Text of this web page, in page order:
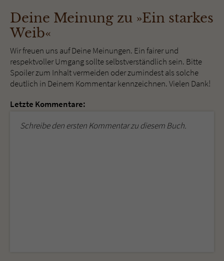
Deine Meinung zu »Ein starkes
Weib«
Wir freuen uns auf Deine Meinungen. Ein fairer und
respektvoller Umgang sollte selbstverständlich sein. Bitte
Spoiler zum Inhalt vermeiden oder zumindest als solche
deutlich in Deinem Kommentar kennzeichnen. Vielen Dank!
Letzte Kommentare:
Schreibe den ersten Kommentar zu diesem Buch.